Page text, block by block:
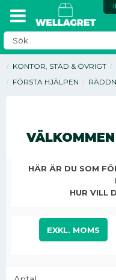
KONTOR, STÄD & ÖVRIGT
FÖRSTA HJÄLPEN
44,88
HÄR ÄR DU SOM
HUR VILL
EXKL. MOMS